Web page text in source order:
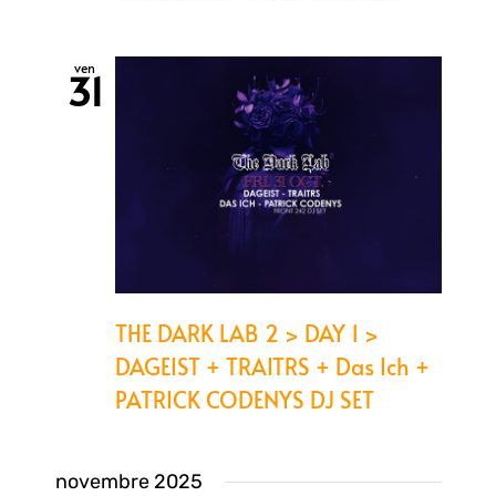
ven
31
THE DARK LAB 2 > DAY 1 >
DAGEIST + TRAITRS + Das Ich +
PATRICK CODENYS DJ SET
novembre 2025